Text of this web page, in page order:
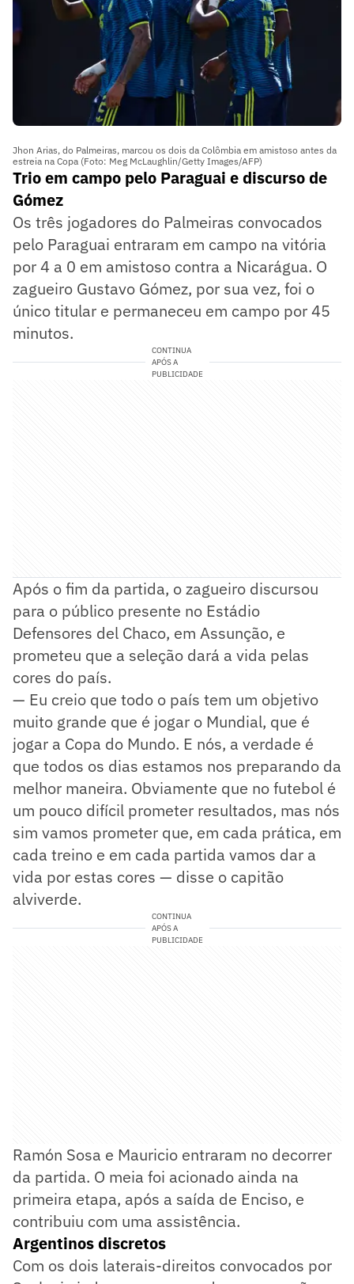
Jhon Arias, do Palmeiras, marcou os dois da Colômbia em amistoso antes da
estreia na Copa (Foto: Meg McLaughlin/Getty Images/AFP)
Trio em campo pelo Paraguai e discurso de
Gómez
Os três jogadores do Palmeiras convocados
pelo Paraguai entraram em campo na vitória
por 4 a 0 em amistoso contra a Nicarágua. O
zagueiro Gustavo Gómez, por sua vez, foi o
único titular e permaneceu em campo por 45
minutos.
CONTINUA
APÓS A
PUBLICIDADE
Após o fim da partida, o zagueiro discursou
para o público presente no Estádio
Defensores del Chaco, em Assunção, e
prometeu que a seleção dará a vida pelas
cores do país.
— Eu creio que todo o país tem um objetivo
muito grande que é jogar o Mundial, que é
jogar a Copa do Mundo. E nós, a verdade é
que todos os dias estamos nos preparando da
melhor maneira. Obviamente que no futebol é
um pouco difícil prometer resultados, mas nós
sim vamos prometer que, em cada prática, em
cada treino e em cada partida vamos dar a
vida por estas cores — disse o capitão
alviverde.
CONTINUA
APÓS A
PUBLICIDADE
Ramón Sosa e Mauricio entraram no decorrer
da partida. O meia foi acionado ainda na
primeira etapa, após a saída de Enciso, e
contribuiu com uma assistência.
Argentinos discretos
Com os dois laterais-direitos convocados por